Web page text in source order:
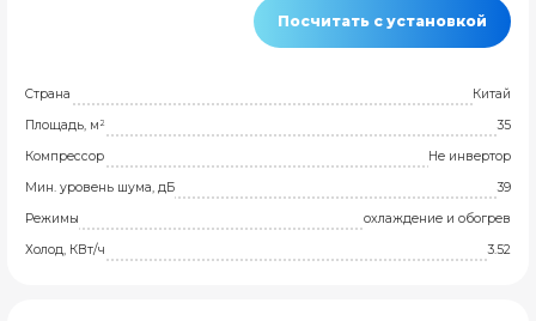
Посчитать с установкой
Страна
Китай
Площадь, м²
35
Компрессор
Не инвертор
Мин. уровень шума, дБ
39
Режимы
охлаждение и обогрев
Холод, КВт/ч
3.52